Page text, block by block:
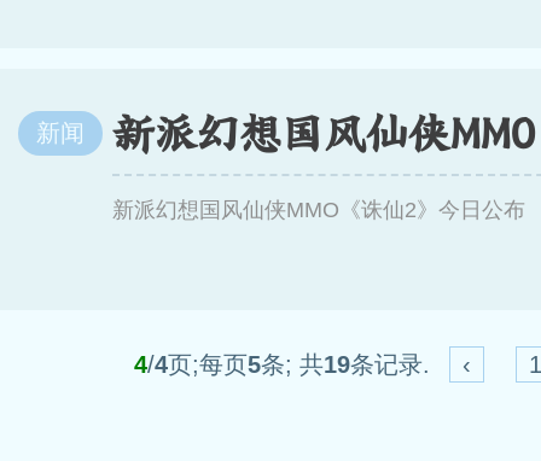
新闻
新派幻想国风仙侠MMO《诛仙2》今日公布
4/4页;每页5条; 共19条记录. ‹ 1